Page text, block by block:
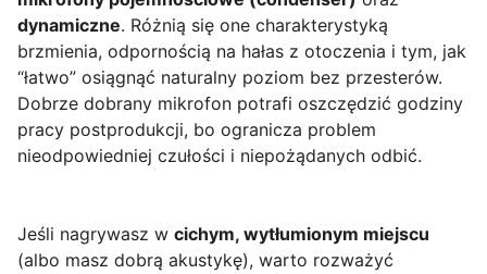
dynamiczne. Różnią się one charakterystyką
brzmienia, odpornością na hałas z otoczenia i tym, jak
“łatwo” osiągnąć naturalny poziom bez przesterów.
Dobrze dobrany mikrofon potrafi oszczędzić godziny
pracy postprodukcji, bo ogranicza problem
nieodpowiedniej czułości i niepożądanych odbić.
Jeśli nagrywasz w cichym, wytłumionym miejscu
(albo masz dobrą akustykę), warto rozważyć